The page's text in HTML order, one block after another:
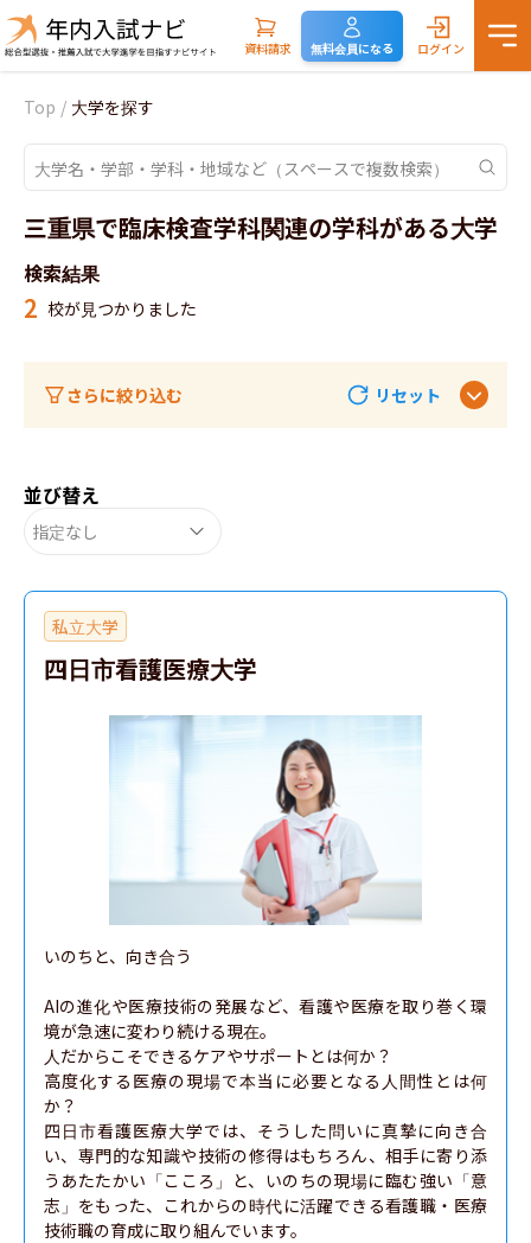
資料請求 無料会員になる ログイン
Top / 大学を探す
三重県で臨床検査学科関連の学科がある大学
検索結果
2 校が見つかりました
さらに絞り込む リセット
並び替え
指定なし
私立大学
四日市看護医療大学
いのちと、向き合う
AIの進化や医療技術の発展など、看護や医療を取り巻く環
境が急速に変わり続ける現在。
人だからこそできるケアやサポートとは何か？
高度化する医療の現場で本当に必要となる人間性とは何
か？
四日市看護医療大学では、そうした問いに真摯に向き合
い、専門的な知識や技術の修得はもちろん、相手に寄り添
うあたたかい「こころ」と、いのちの現場に臨む強い「意
志」をもった、これからの時代に活躍できる看護職・医療
技術職の育成に取り組んでいます。